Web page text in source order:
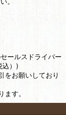
ールスドライバー
込）)
をお願いしており
す。